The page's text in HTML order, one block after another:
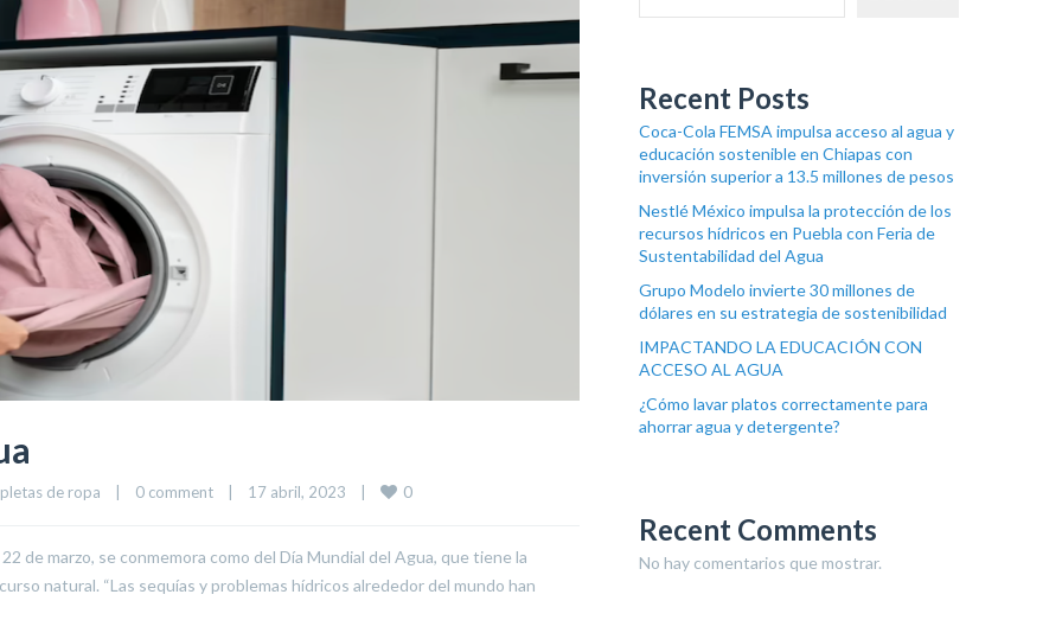
de ropa 0 comment 17 abril, 2023 0
de marzo, se conmemora como del Día Mundial del Agua, que tiene la
natural. “Las sequías y problemas hídricos alrededor del mundo han
Recent Posts
Coca-Cola FEMSA impulsa acceso al agua y
educación sostenible en Chiapas con
inversión superior a 13.5 millones de pesos
Nestlé México impulsa la protección de los
recursos hídricos en Puebla con Feria de
Sustentabilidad del Agua
Grupo Modelo invierte 30 millones de
dólares en su estrategia de sostenibilidad
IMPACTANDO LA EDUCACIÓN CON
ACCESO AL AGUA
¿Cómo lavar platos correctamente para
ahorrar agua y detergente?
Recent Comments
No hay comentarios que mostrar.